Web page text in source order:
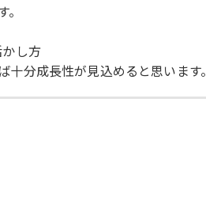
し方
十分成長性が見込めると思います。